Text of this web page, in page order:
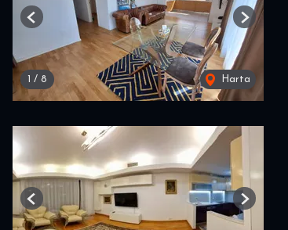
1 / 8 Harta
Previous Next
Previous Next